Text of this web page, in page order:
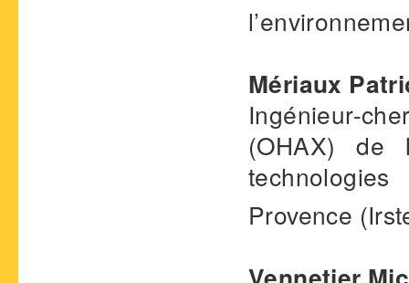
Mériaux
Ingénieur-
(OHAX) de
Provence